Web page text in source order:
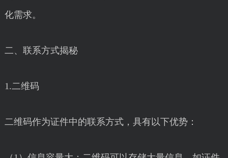
化需求。
二、联系方式揭秘
1.二维码
二维码作为证件中的联系方式，具有以下优势：